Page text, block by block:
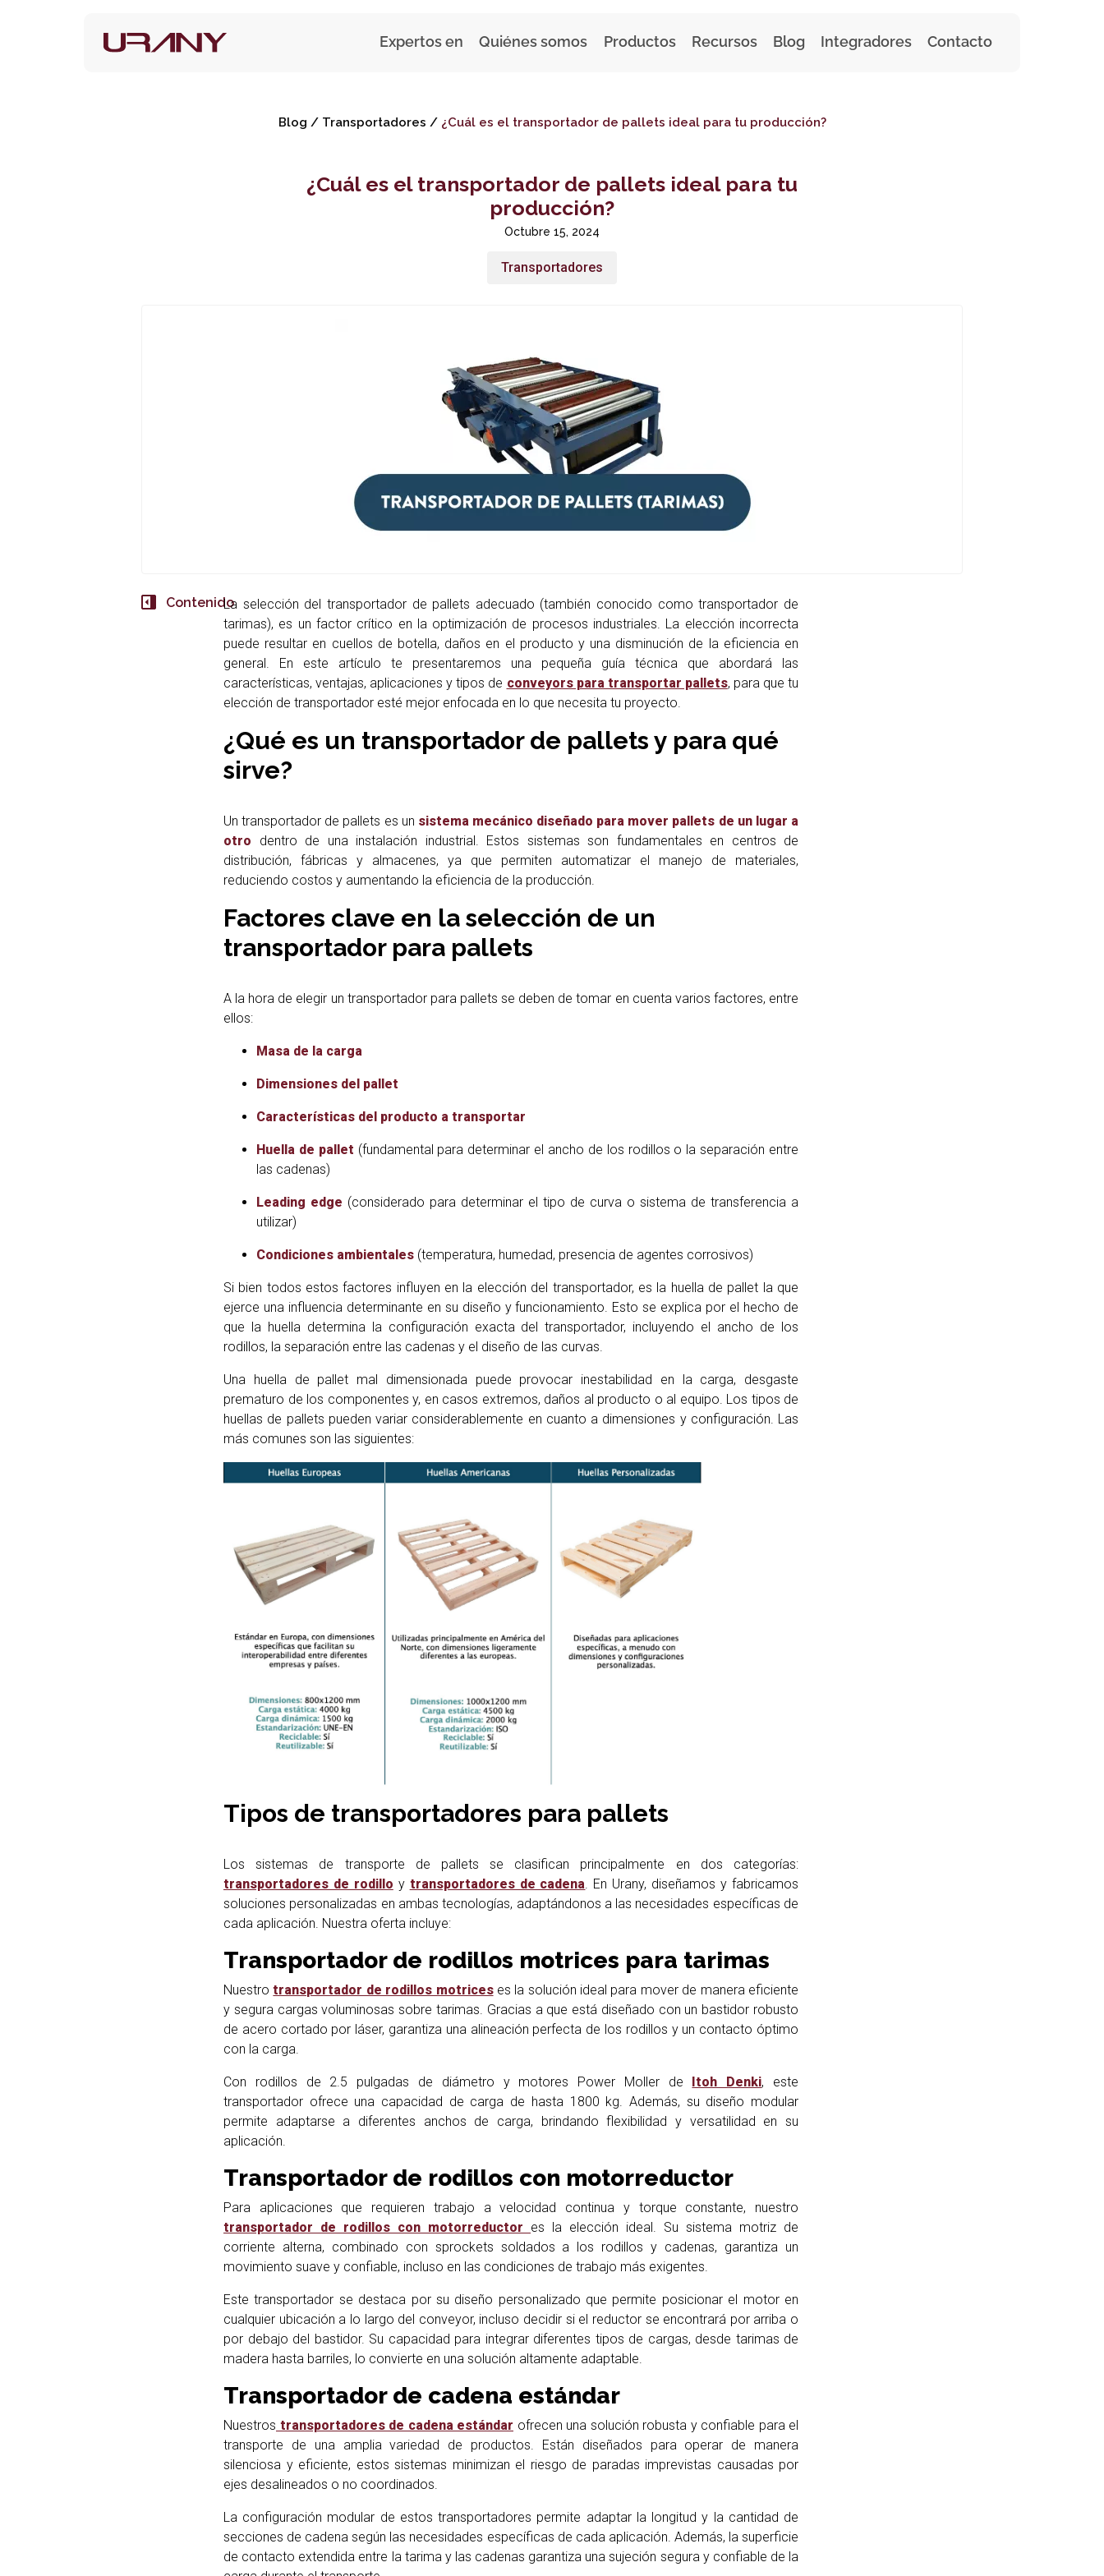
Expertos en Quiénes somos Productos Recursos Blog Integradores Contacto
Blog / Transportadores / ¿Cuál es el transportador de pallets ideal para tu producción?
¿Cuál es el transportador de pallets ideal para tu
producción?
Octubre 15, 2024
Transportadores
ContenidoLa selección del transportador de pallets adecuado (también conocido como transportador de
tarimas), es un factor crítico en la optimización de procesos industriales. La elección incorrecta
puede resultar en cuellos de botella, daños en el producto y una disminución de la eficiencia en
general. En este artículo te presentaremos una pequeña guía técnica que abordará las
características, ventajas, aplicaciones y tipos de conveyors para transportar pallets, para que tu
elección de transportador esté mejor enfocada en lo que necesita tu proyecto.
¿Qué es un transportador de pallets y para qué
sirve?
Un transportador de pallets es un sistema mecánico diseñado para mover pallets de un lugar a
otro dentro de una instalación industrial. Estos sistemas son fundamentales en centros de
distribución, fábricas y almacenes, ya que permiten automatizar el manejo de materiales,
reduciendo costos y aumentando la eficiencia de la producción.
Factores clave en la selección de un
transportador para pallets
A la hora de elegir un transportador para pallets se deben de tomar en cuenta varios factores, entre
ellos:
Masa de la carga
Dimensiones del pallet
Características del producto a transportar
Huella de pallet (fundamental para determinar el ancho de los rodillos o la separación entre
las cadenas)
Leading edge (considerado para determinar el tipo de curva o sistema de transferencia a
utilizar)
Condiciones ambientales (temperatura, humedad, presencia de agentes corrosivos)
Si bien todos estos factores influyen en la elección del transportador, es la huella de pallet la que
ejerce una influencia determinante en su diseño y funcionamiento. Esto se explica por el hecho de
que la huella determina la configuración exacta del transportador, incluyendo el ancho de los
rodillos, la separación entre las cadenas y el diseño de las curvas.
Una huella de pallet mal dimensionada puede provocar inestabilidad en la carga, desgaste
prematuro de los componentes y, en casos extremos, daños al producto o al equipo. Los tipos de
huellas de pallets pueden variar considerablemente en cuanto a dimensiones y configuración. Las
más comunes son las siguientes:
Tipos de transportadores para pallets
Los sistemas de transporte de pallets se clasifican principalmente en dos categorías:
transportadores de rodillo y transportadores de cadena. En Urany, diseñamos y fabricamos
soluciones personalizadas en ambas tecnologías, adaptándonos a las necesidades específicas de
cada aplicación. Nuestra oferta incluye:
Transportador de rodillos motrices para tarimas
Nuestrotransportador de rodillos motriceses la solución ideal para mover de manera eficiente
y segura cargas voluminosas sobre tarimas. Gracias a que está diseñado con un bastidor robusto
de acero cortado por láser, garantiza una alineación perfecta de los rodillos y un contacto óptimo
con la carga.
Con rodillos de 2.5 pulgadas de diámetro y motores Power Moller de Itoh Denki, este
transportador ofrece una capacidad de carga de hasta 1800 kg. Además, su diseño modular
permite adaptarse a diferentes anchos de carga, brindando flexibilidad y versatilidad en su
aplicación.
Transportador de rodillos con motorreductor
Para aplicaciones que requieren trabajo a velocidad continua y torque constante, nuestro
transportador de rodillos con motorreductor es la elección ideal. Su sistema motriz de
corriente alterna, combinado con sprockets soldados a los rodillos y cadenas, garantiza un
movimiento suave y confiable, incluso en las condiciones de trabajo más exigentes.
Este transportador se destaca por su diseño personalizado que permite posicionar el motor en
cualquier ubicación a lo largo del conveyor, incluso decidir si el reductor se encontrará por arriba o
por debajo del bastidor. Su capacidad para integrar diferentes tipos de cargas, desde tarimas de
madera hasta barriles, lo convierte en una solución altamente adaptable.
Transportador de cadena estándar
Nuestros transportadores de cadena estándar ofrecen una solución robusta y confiable para el
transporte de una amplia variedad de productos. Están diseñados para operar de manera
silenciosa y eficiente, estos sistemas minimizan el riesgo de paradas imprevistas causadas por
ejes desalineados o no coordinados.
La configuración modular de estos transportadores permite adaptar la longitud y la cantidad de
secciones de cadena según las necesidades específicas de cada aplicación. Además, la superficie
de contacto extendida entre la tarima y las cadenas garantiza una sujeción segura y confiable de la